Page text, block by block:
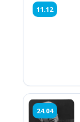
11.12
24.04